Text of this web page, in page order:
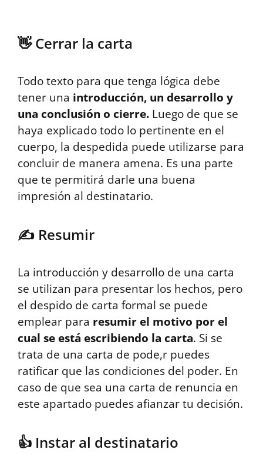
👋 Cerrar la carta
Todo texto para que tenga lógica debe
tener una introducción, un desarrollo y
una conclusión o cierre. Luego de que se
haya explicado todo lo pertinente en el
cuerpo, la despedida puede utilizarse para
concluir de manera amena. Es una parte
que te permitirá darle una buena
impresión al destinatario.
✍️ Resumir
La introducción y desarrollo de una carta
se utilizan para presentar los hechos, pero
el despido de carta formal se puede
emplear para resumir el motivo por el
cual se está escribiendo la carta. Si se
trata de una carta de pode,r puedes
ratificar que las condiciones del poder. En
caso de que sea una carta de renuncia en
este apartado puedes afianzar tu decisión.
👍 Instar al destinatario